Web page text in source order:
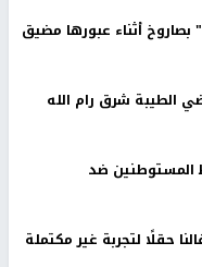
أثناء عبورها مضيق
الطيبة شرق رام الله
المستوطنين ضد
حقلًا لتجربة غير مكتملة